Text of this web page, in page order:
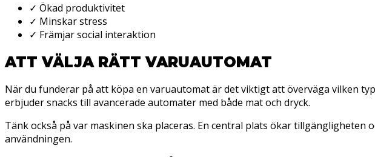
✓ Ökad produktivitet
✓ Minskar stress
✓ Främjar social interaktion
ATT VÄLJA RÄTT VARUAUTOMAT
När du funderar på att köpa en varuautomat är det viktigt att överväga vilken
erbjuder snacks till avancerade automater med både mat och dryck.
Tänk också på var maskinen ska placeras. En central plats ökar
användningen.